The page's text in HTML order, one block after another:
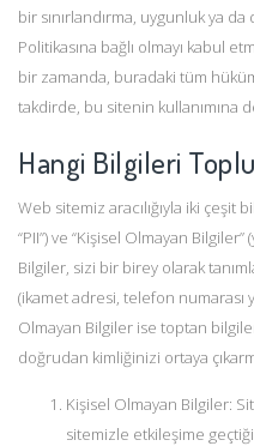
bir sınırlandırma, uygunluk ya
Politikasına bağlı olmayı kabul
bir zamanda, buradaki tüm
takdirde, bu sitenin kullanımına
Hangi Bilgileri
Web sitemiz aracılığıyla iki çeşit
“PII”) ve “Kişisel Olmayan
Bilgiler, sizi bir birey olarak
(ikamet adresi, telefon numarası
Olmayan Bilgiler ise toptan
doğrudan kimliğinizi ortaya
Kişisel Olmayan Bilgiler:
sitemizle etkileşime